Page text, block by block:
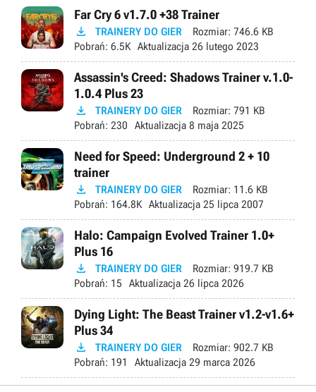
Far Cry 6 v1.7.0 +38 Trainer
 TRAINERY DO GIER Rozmiar: 746.6 KB
Pobrań: 6.5K Aktualizacja 26 lutego 2023
Assassin's Creed: Shadows Trainer v.1.0-
1.0.4 Plus 23
 TRAINERY DO GIER Rozmiar: 791 KB
Pobrań: 230 Aktualizacja 8 maja 2025
Need for Speed: Underground 2 + 10
trainer
 TRAINERY DO GIER Rozmiar: 11.6 KB
Pobrań: 164.8K Aktualizacja 25 lipca 2007
Halo: Campaign Evolved Trainer 1.0+
Plus 16
 TRAINERY DO GIER Rozmiar: 919.7 KB
Pobrań: 15 Aktualizacja 26 lipca 2026
Dying Light: The Beast Trainer v1.2-v1.6+
Plus 34
 TRAINERY DO GIER Rozmiar: 902.7 KB
Pobrań: 191 Aktualizacja 29 marca 2026